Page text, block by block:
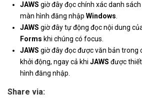
JAWS giờ đây đọc chính xác danh
màn hình đăng nhập Windows
JAWS giờ đây tự động đọc nội dung
Forms khi chúng có focus.
JAWS giờ đây đọc được văn bản trong
khởi động, ngay cả khi JAWS được
hình đăng nhập.
Share via: